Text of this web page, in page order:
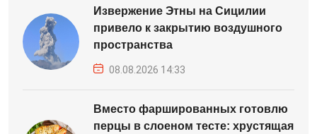
Извержение Этны на Сицилии
привело к закрытию воздушного
пространства
08.08.2026 14:33
Вместо фаршированных готовлю
перцы в слоеном тесте: хрустящая